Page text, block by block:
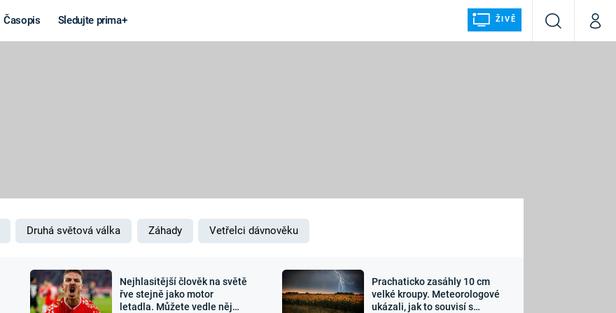
Časopis Sledujte prima+ ŽIVĚ
VyhledáváníMůj
MARS
Záhady a
Zajímavosti Sledujte nás
Druhá světová válka Záhady Vetřelci dávnověku
Nejhlasitější člověk na světě
řve stejně jako motor
letadla. Můžete vedle něj
Prachaticko zasáhly 10 cm
velké kroupy. Meteorologové
ukázali, jak to souvisí s